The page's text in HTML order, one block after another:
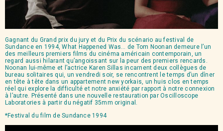
Gagnant du Grand prix du jury et du Prix du scénario au festival de
Sundance en 1994, What Happened Was… de Tom Noonan demeure l’un
des meilleurs premiers films du cinéma américain contemporain, un
regard aussi hilarant qu’angoissant sur la peur des premiers rencards.
Noonan lui-même et l’actrice Karen Sillas incarnent deux collègues de
bureau solitaires qui, un vendredi soir, se rencontrent le temps d’un dîner
en tête à tête dans un appartement new yorkais, un huis clos en temps
réel qui explore la difficulté et notre anxiété par rapport à notre connexion
à l’autre. Présenté dans une nouvelle restauration par Oscilloscope
Laboratories à partir du négatif 35mm original.
*Festival du film de Sundance 1994